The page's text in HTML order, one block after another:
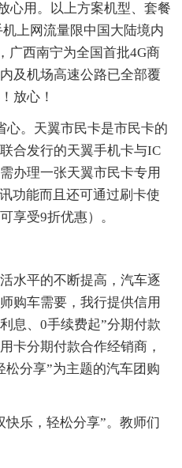
心用。以上方案机型、套餐
上网流量限中国大陆境内
广西南宁为全国首批4G商
及机场高速公路已全部覆
放心！
心。天翼市民卡是市民卡的
合发行的天翼手机卡与IC
办理一张天翼市民卡专用
功能而且还可通过刷卡使
享受9折优惠）。
水平的不断提高，汽车逐
购车需要，我行提供信用
息、0手续费起”分期付款
卡分期付款合作经销商，
松分享”为主题的汽车团购
乐，轻松分享”。教师们